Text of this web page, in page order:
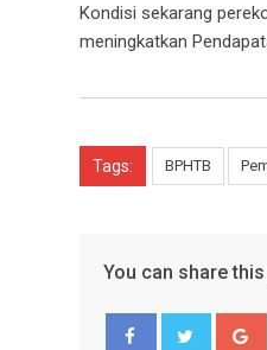
Kondisi sekarang
meningkatkan
Tags: BPHTB
You can share